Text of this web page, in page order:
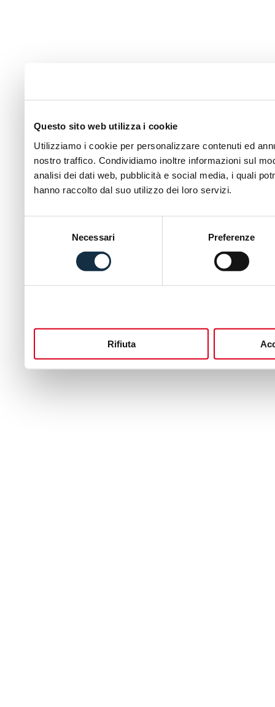
Questo sito web utilizza i cookie
Utilizziamo i cookie per personalizzare contenuti ed
nostro traffico. Condividiamo inoltre informazioni sul
analisi dei dati web, pubblicità e social media, i quali
hanno raccolto dal suo utilizzo dei loro servizi.
Necessari Preferenze
Rifiuta